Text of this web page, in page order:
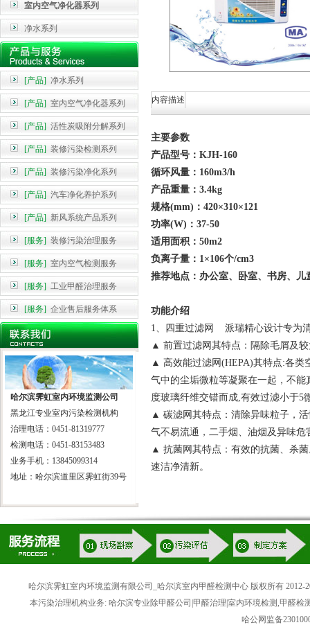
室内空气净化器系列
净水系列
[产品] 净水系列
[产品] 室内空气净化器系列
[产品] 活性炭吸附分解系列
[产品] 装修污染检测系列
[产品] 装修污染净化系列
[产品] 汽车净化养护系列
[产品] 新风系统产品系列
[服务] 装修污染治理服务
[服务] 室内空气检测服务
[服务] 工业甲醛治理服务
[服务] 企业售后服务体系
哈尔滨霁虹室内环境监测公司
黑龙江专业室内污染检测机构
治理电话：0451-81319777
检测电话：0451-83153483
业务手机：13845099314
地址：哈尔滨道里区霁虹街39号
内容描述
主要参数
产品型号：KJH-160
循环风量：160m3/h
产品重量：3.4kg
规格(mm)：420×310×121
功率(W)：37-50
适用面积：50m2
负离子量：1×106个/cm3
推荐地点：办公室、卧室、书房、儿
功能介绍
1、四重过滤网 派瑞精心设计专为
▲ 前置过滤网其特点：隔除毛屑及
▲ 高效能过滤网(HEPA)其特点:各类
气中的尘垢微粒等凝聚在一起，不
度玻璃纤维交错而成,有效过滤小于5
▲ 碳滤网其特点：清除异味粒子，
气不易流通，二手烟、油烟及异味危
▲ 抗菌网其特点：有效的抗菌、杀
速洁净清新。
哈尔滨霁虹室内环境监测有限公司_哈尔滨室内甲醛检测中心 版权所有 2012-
本污染治理机构业务: 哈尔滨专业除甲醛公司|甲醛治理|室内环境检测,甲醛
哈公网监备